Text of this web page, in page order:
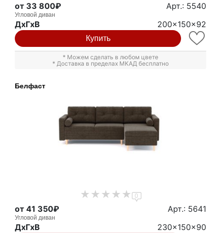
от 33 800₽ Арт.: 5540
Угловой диван
ДxГxВ 200x150x92
Купить
* Можем сделать в любом цвете
* Доставка в пределах МКАД бесплатно
Белфаст
0
от 41 350₽ Арт.: 5641
Угловой диван
ДxГxВ 230x150x90